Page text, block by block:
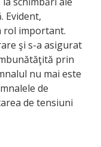
Evident,
rol important.
şi s-a asigurat
prin
nu mai este
de
de tensiuni